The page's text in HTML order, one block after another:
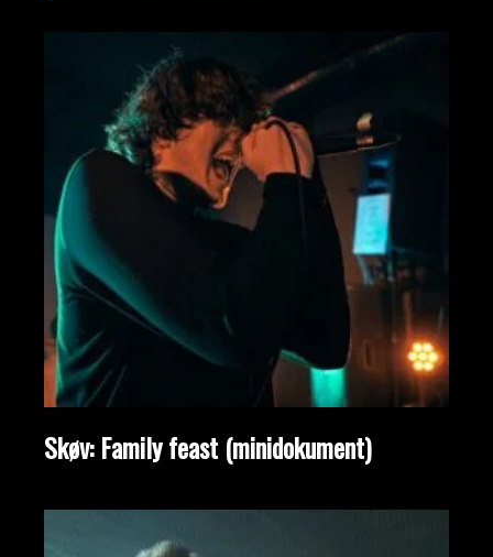
Skøv: Family feast (minidokument)